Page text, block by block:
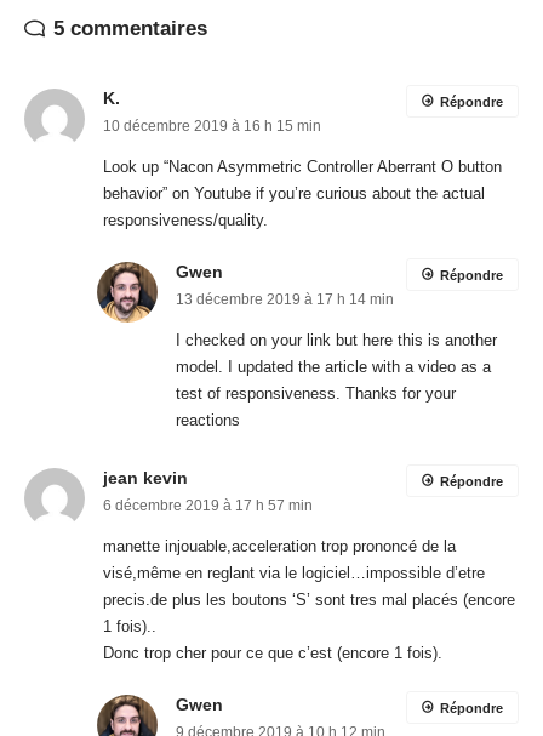
5 commentaires
K.
10 décembre 2019 à 16 h 15 min
Look up “Nacon Asymmetric Controller Aberrant O button
behavior” on Youtube if you’re curious about the actual
responsiveness/quality.
Répondre
Gwen
13 décembre 2019 à 17 h 14 min
I checked on your link but here this is another
model. I updated the article with a video as a
test of responsiveness. Thanks for your
reactions
Répondre
jean kevin
6 décembre 2019 à 17 h 57 min
manette injouable,acceleration trop prononcé de la
visé,même en reglant via le logiciel…impossible d’etre
precis.de plus les boutons ‘S’ sont tres mal placés (encore
1 fois)..
Donc trop cher pour ce que c’est (encore 1 fois).
Répondre
Gwen Répondre